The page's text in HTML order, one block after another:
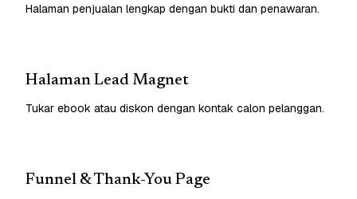
Halaman penjualan lengkap dengan bukti dan penawaran.
Halaman Lead Magnet
Tukar ebook atau diskon dengan kontak calon pelanggan.
Funnel & Thank-You Page